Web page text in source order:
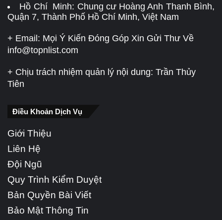
Hồ Chí Minh: Chung cư Hoàng Anh Thanh Bình,
Quận 7, Thành Phố Hồ Chí Minh, Việt Nam
+ Email: Mọi Ý Kiến Đóng Góp Xin Gửi Thư Về
info@topnlist.com
+ Chịu trách nhiệm quản lý nội dung: Trần Thủy
Tiên
Điều Khoản Dịch Vụ
Giới Thiệu
Liên Hệ
Đội Ngũ
Quy Trình Kiểm Duyệt
Bản Quyền Bài Viết
Bảo Mật Thông Tin